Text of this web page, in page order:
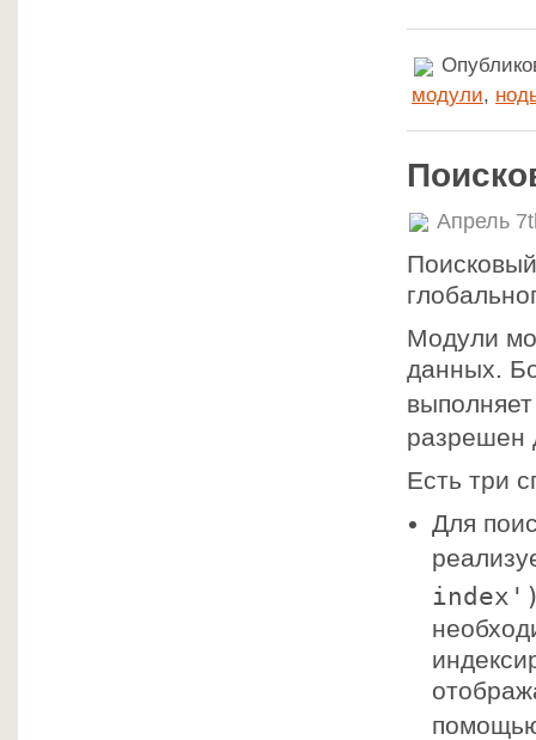
модули,
Апрель
Модули
данных.
разрешен
Есть три
Для